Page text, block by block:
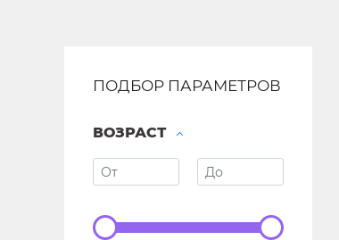
ПОДБОР ПАРАМЕТРОВ
ВОЗРАСТ